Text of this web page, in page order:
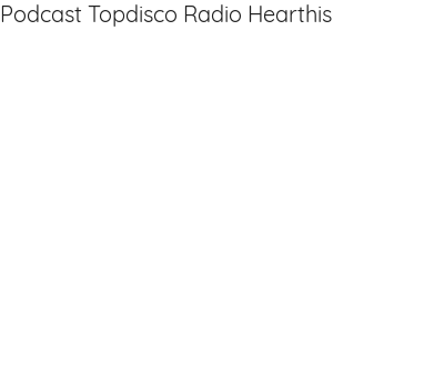
Podcast Topdisco Radio Hearthis